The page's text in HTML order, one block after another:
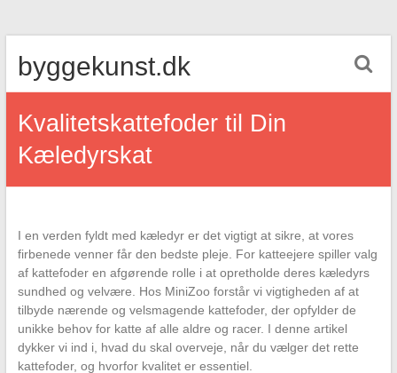
content
byggekunst.dk
Kvalitetskattefoder til Din
Kæledyrskat
I en verden fyldt med kæledyr er det vigtigt at sikre, at vores
firbenede venner får den bedste pleje. For katteejere spiller valg
af kattefoder en afgørende rolle i at opretholde deres kæledyrs
sundhed og velvære. Hos MiniZoo forstår vi vigtigheden af at
tilbyde nærende og velsmagende kattefoder, der opfylder de
unikke behov for katte af alle aldre og racer. I denne artikel
dykker vi ind i, hvad du skal overveje, når du vælger det rette
kattefoder, og hvorfor kvalitet er essentiel.